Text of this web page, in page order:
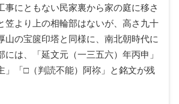
事にともない民家裏から家の庭に移さ
笠より上の相輪部はないが、高さ九十
山の宝篋印塔と同様に、南北朝時代に
は、「延文元（一三五六）年丙申」
」「□（判読不能）阿祢」と銘文が残